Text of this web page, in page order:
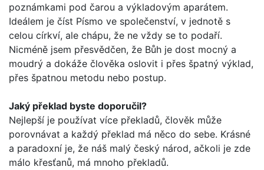
poznámkami pod čarou a výkladovým aparátem.
Ideálem je číst Písmo ve společenství, v jednotě s
celou církví, ale chápu, že ne vždy se to podaří.
Nicméně jsem přesvědčen, že Bůh je dost mocný a
moudrý a dokáže člověka oslovit i přes špatný výklad,
přes špatnou metodu nebo postup.
Jaký překlad byste doporučil?
Nejlepší je používat více překladů, člověk může
porovnávat a každý překlad má něco do sebe. Krásné
a paradoxní je, že náš malý český národ, ačkoli je zde
málo křesťanů, má mnoho překladů.